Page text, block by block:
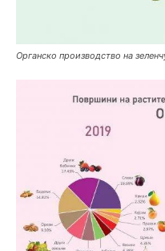
Органско производство на